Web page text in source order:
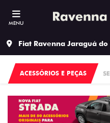
MENU
Fiat Ravenna Jaraguá do
ACESSÓRIOS E PEÇAS